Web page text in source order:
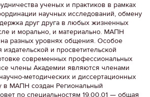
ученых и практиков в рамках
научных исследований, обмену
друг друга в любых жизненных
и морально, и материально. МАПН
на разных уровнях общения. Особое
и просветительской
современных профессиональных
члены Академии являются членами
методических и диссертационных
в МАПН создан Региональный
по специальностям 19.00.01 — общая